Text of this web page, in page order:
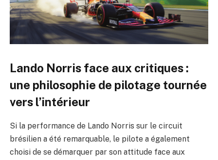
Lando Norris face aux critiques :
une philosophie de pilotage tournée
vers l’intérieur
Si la performance de Lando Norris sur le circuit
brésilien a été remarquable, le pilote a également
choisi de se démarquer par son attitude face aux